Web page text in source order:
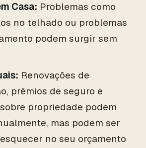
Casa: Problemas como
no telhado ou problemas
podem surgir sem
Renovações de
prêmios de seguro e
propriedade podem
mas podem ser
no seu orçamento